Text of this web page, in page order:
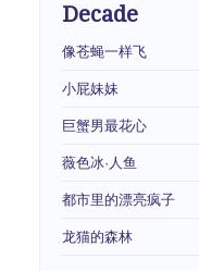
Decade
像苍蝇一样飞
小屁妹妹
巨蟹男最花心
薇色冰·人鱼
都市里的漂亮疯子
龙猫的森林